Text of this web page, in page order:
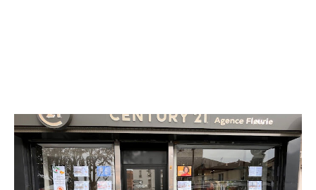
CENTURY 21 Agence Fleurie
28 rue Jean Jaurès
VANVES - 92170